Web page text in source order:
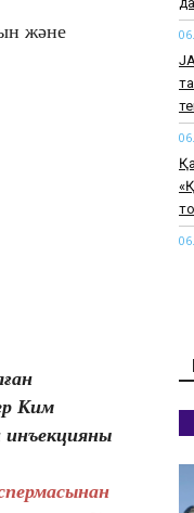
және
Ким
инъекцияны